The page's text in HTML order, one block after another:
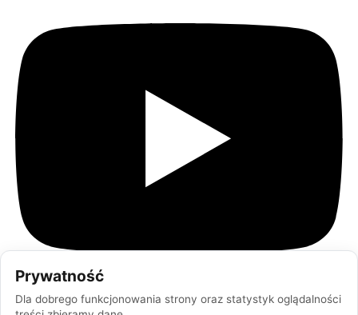
Prywatność
Dla dobrego funkcjonowania strony oraz statystyk oglądalności